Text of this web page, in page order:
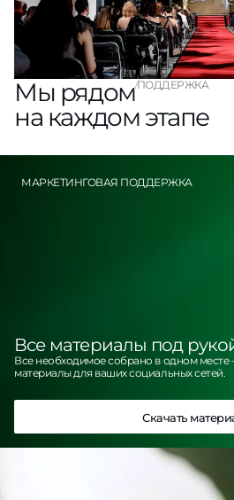
Мы рядомПОДДЕРЖКА
на каждом этапе
МАРКЕТИНГОВАЯ ПОДДЕРЖКА
Все материалы под
Все необходимое собрано в одном
материалы для ваших социальных сетей.
Скачать